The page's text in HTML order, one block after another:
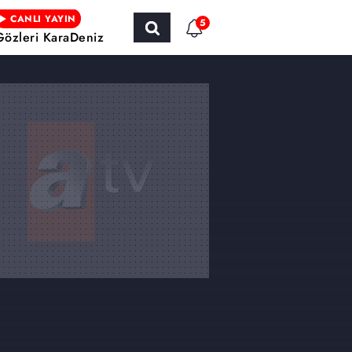
CANLI YAYIN
KaraDeniz
5